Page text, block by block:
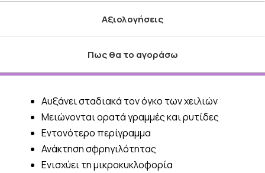
Αξιολογήσεις
Πως θα το αγοράσω
Αυξάνει σταδιακά τον όγκο των χειλιών
Μειώνονται ορατά γραμμές και ρυτίδες
Εντονότερο περίγραμμα
Ανάκτηση σφρηγιλότητας
Ενισχύει τη μικροκυκλοφορία